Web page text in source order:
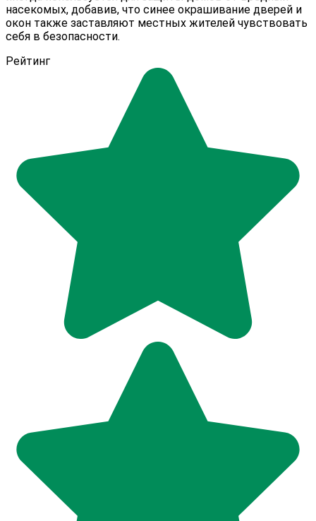
насекомых, добавив, что синее окрашивание дверей и
окон также заставляют местных жителей чувствовать
себя в безопасности.
Рейтинг